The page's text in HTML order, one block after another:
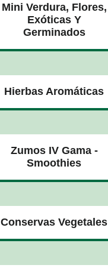
Mini Verdura, Flores,
Exóticas Y
Germinados
Hierbas Aromáticas
Zumos IV Gama -
Smoothies
Conservas Vegetales